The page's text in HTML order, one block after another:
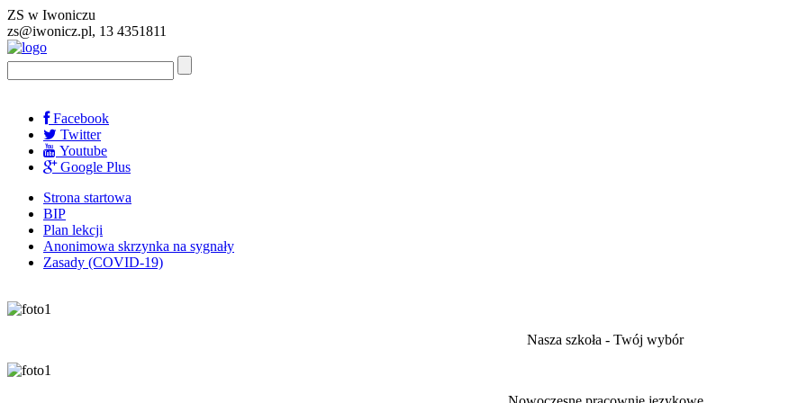
ZS w Iwoniczu
zs@iwonicz.pl, 13 4351811
Facebook
Twitter
Youtube
Google Plus
Strona startowa
BIP
Plan lekcji
Anonimowa skrzynka na sygnały
Zasady (COVID-19)
Nasza szkoła - Twój wybór